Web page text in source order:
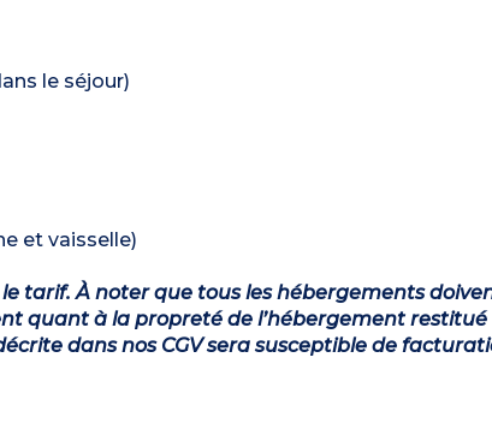
le séjour)
et vaisselle)
tarif. À noter que tous les hébergements
quant à la propreté de l’hébergement restitué
dans nos CGV sera susceptible de